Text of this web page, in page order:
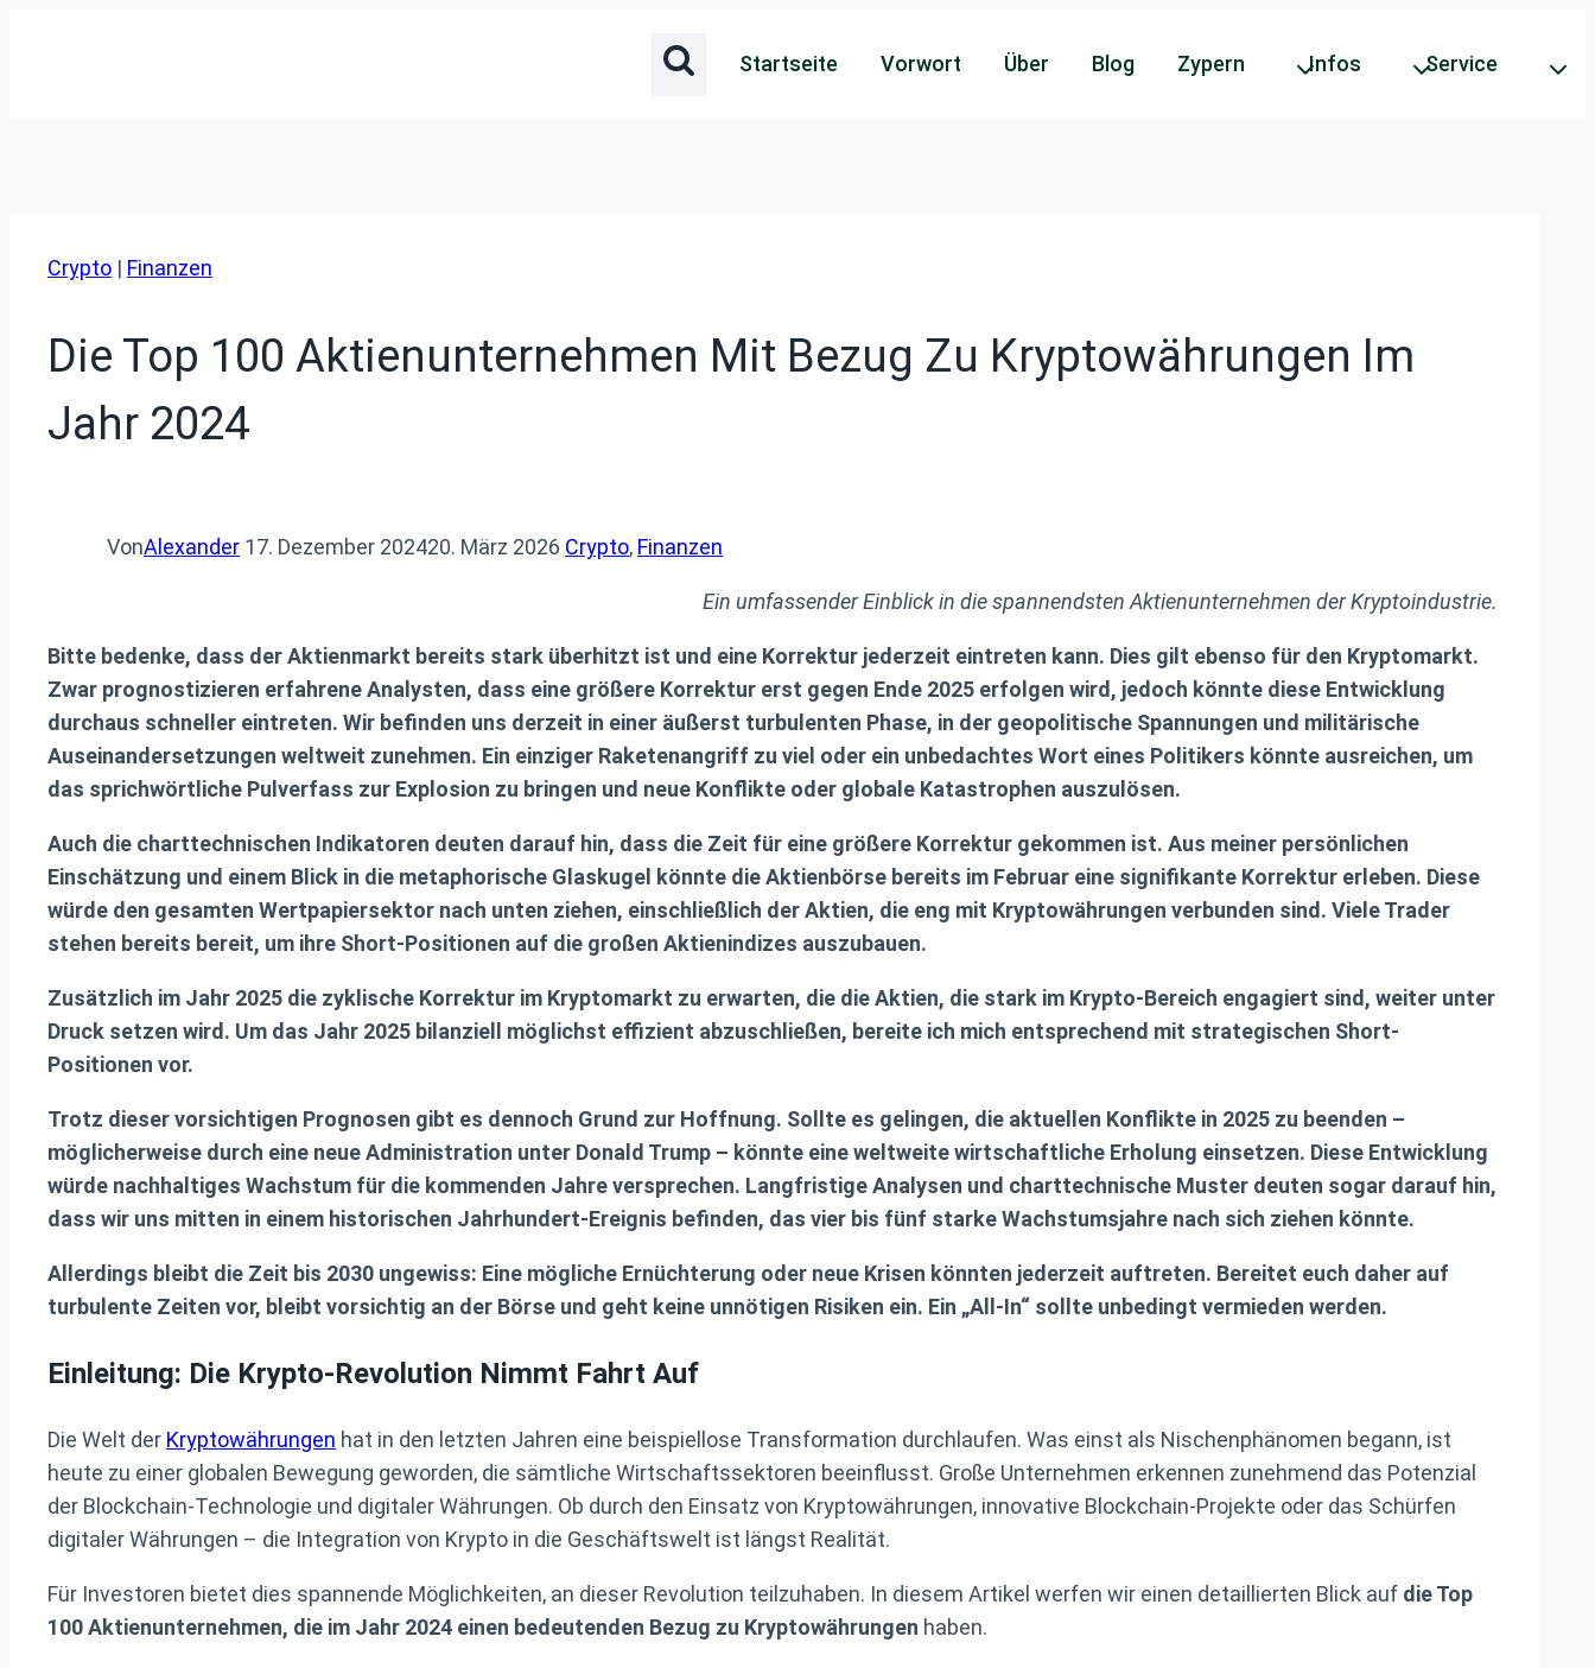
Startseite Vorwort Über Blog Zypern Infos Service
Crypto | Finanzen
Die Top 100 Aktienunternehmen Mit Bezug Zu Kryptowährungen Im
Jahr 2024
VonAlexander 17. Dezember 202420. März 2026 Crypto, Finanzen
Ein umfassender Einblick in die spannendsten Aktienunternehmen der Kryptoindustrie.
Bitte bedenke, dass der Aktienmarkt bereits stark überhitzt ist und eine Korrektur jederzeit eintreten kann. Dies gilt ebenso für den Kryptomarkt.
Zwar prognostizieren erfahrene Analysten, dass eine größere Korrektur erst gegen Ende 2025 erfolgen wird, jedoch könnte diese Entwicklung
durchaus schneller eintreten. Wir befinden uns derzeit in einer äußerst turbulenten Phase, in der geopolitische Spannungen und militärische
Auseinandersetzungen weltweit zunehmen. Ein einziger Raketenangriff zu viel oder ein unbedachtes Wort eines Politikers könnte ausreichen, um
das sprichwörtliche Pulverfass zur Explosion zu bringen und neue Konflikte oder globale Katastrophen auszulösen.
Auch die charttechnischen Indikatoren deuten darauf hin, dass die Zeit für eine größere Korrektur gekommen ist. Aus meiner persönlichen
Einschätzung und einem Blick in die metaphorische Glaskugel könnte die Aktienbörse bereits im Februar eine signifikante Korrektur erleben. Diese
würde den gesamten Wertpapiersektor nach unten ziehen, einschließlich der Aktien, die eng mit Kryptowährungen verbunden sind. Viele Trader
stehen bereits bereit, um ihre Short-Positionen auf die großen Aktienindizes auszubauen.
Zusätzlich im Jahr 2025 die zyklische Korrektur im Kryptomarkt zu erwarten, die die Aktien, die stark im Krypto-Bereich engagiert sind, weiter unter
Druck setzen wird. Um das Jahr 2025 bilanziell möglichst effizient abzuschließen, bereite ich mich entsprechend mit strategischen Short-
Positionen vor.
Trotz dieser vorsichtigen Prognosen gibt es dennoch Grund zur Hoffnung. Sollte es gelingen, die aktuellen Konflikte in 2025 zu beenden –
möglicherweise durch eine neue Administration unter Donald Trump – könnte eine weltweite wirtschaftliche Erholung einsetzen. Diese Entwicklung
würde nachhaltiges Wachstum für die kommenden Jahre versprechen. Langfristige Analysen und charttechnische Muster deuten sogar darauf hin,
dass wir uns mitten in einem historischen Jahrhundert-Ereignis befinden, das vier bis fünf starke Wachstumsjahre nach sich ziehen könnte.
Allerdings bleibt die Zeit bis 2030 ungewiss: Eine mögliche Ernüchterung oder neue Krisen könnten jederzeit auftreten. Bereitet euch daher auf
turbulente Zeiten vor, bleibt vorsichtig an der Börse und geht keine unnötigen Risiken ein. Ein „All-In“ sollte unbedingt vermieden werden.
Einleitung: Die Krypto-Revolution Nimmt Fahrt Auf
Die Welt der Kryptowährungen hat in den letzten Jahren eine beispiellose Transformation durchlaufen. Was einst als Nischenphänomen begann, ist
heute zu einer globalen Bewegung geworden, die sämtliche Wirtschaftssektoren beeinflusst. Große Unternehmen erkennen zunehmend das Potenzial
der Blockchain-Technologie und digitaler Währungen. Ob durch den Einsatz von Kryptowährungen, innovative Blockchain-Projekte oder das Schürfen
digitaler Währungen – die Integration von Krypto in die Geschäftswelt ist längst Realität.
Für Investoren bietet dies spannende Möglichkeiten, an dieser Revolution teilzuhaben. In diesem Artikel werfen wir einen detaillierten Blick auf die Top
100 Aktienunternehmen, die im Jahr 2024 einen bedeutenden Bezug zu Kryptowährungen haben.